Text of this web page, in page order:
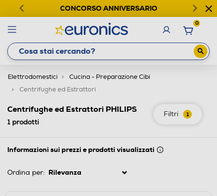
CONCORSO ANNIVERSARIO
0
Elettrodomestici
Cucina - Preparazione Cibi
Centrifughe ed Estrattori
Filtri 1
Centrifughe ed Estrattori PHILIPS
1prodotti
Informazioni sui prezzi e prodotti visualizzati
Ordina per: